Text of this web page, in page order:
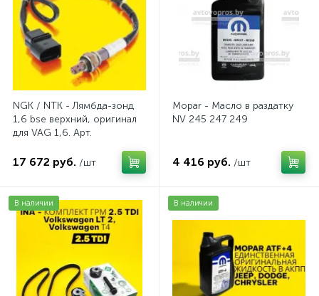
NGK / NTK - Лямбда-зонд
1,6 bse верхний, оригинал
для VAG 1,6. Арт.
17 672 руб. /шт
Mopar - Масло в раздатку
NV 245 247 249
4 416 руб. /шт
В наличии В наличии